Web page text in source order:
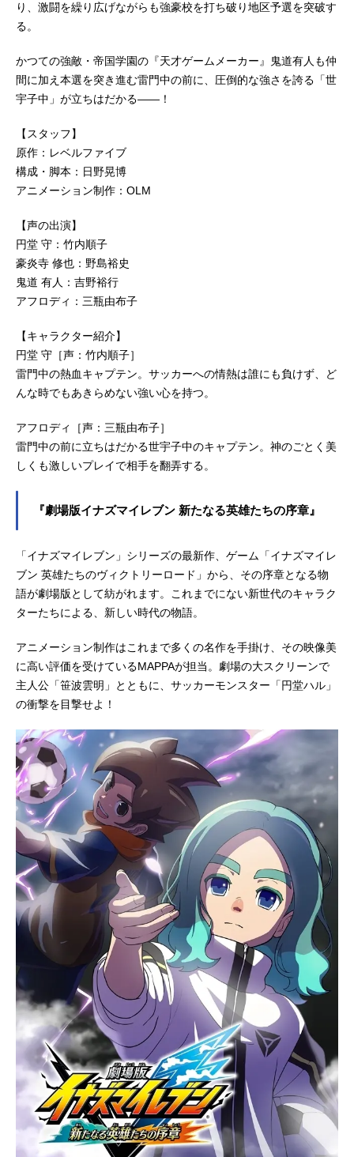
り、激闘を繰り広げながらも強豪校を打ち破り地区予選を突破す
る。
かつての強敵・帝国学園の『天才ゲームメーカー』鬼道有人も仲
間に加え本選を突き進む雷門中の前に、圧倒的な強さを誇る「世
宇子中」が立ちはだかる――！
【スタッフ】
原作：レベルファイブ
構成・脚本：日野晃博
アニメーション制作：OLM
【声の出演】
円堂 守：竹内順子
豪炎寺 修也：野島裕史
鬼道 有人：吉野裕行
アフロディ：三瓶由布子
【キャラクター紹介】
円堂 守［声：竹内順子］
雷門中の熱血キャプテン。サッカーへの情熱は誰にも負けず、ど
んな時でもあきらめない強い心を持つ。
アフロディ［声：三瓶由布子］
雷門中の前に立ちはだかる世宇子中のキャプテン。神のごとく美
しくも激しいプレイで相手を翻弄する。
『劇場版イナズマイレブン 新たなる英雄たちの序章』
「イナズマイレブン」シリーズの最新作、ゲーム「イナズマイレ
ブン 英雄たちのヴィクトリーロード」から、その序章となる物
語が劇場版として紡がれます。これまでにない新世代のキャラク
ターたちによる、新しい時代の物語。
アニメーション制作はこれまで多くの名作を手掛け、その映像美
に高い評価を受けているMAPPAが担当。劇場の大スクリーンで
主人公「笹波雲明」とともに、サッカーモンスター「円堂ハル」
の衝撃を目撃せよ！